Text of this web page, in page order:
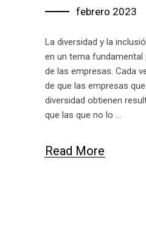
febrero 2023
La diversidad y la
en un tema
de las empresas. Cada
de que las empresas
diversidad obtienen
que las que no lo
Read More